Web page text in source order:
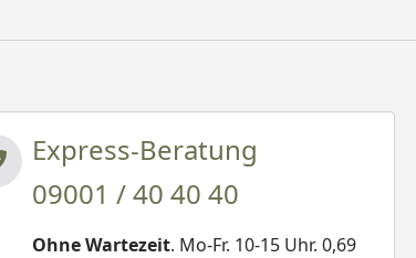
Express-Beratung
09001 / 40 40 40
Ohne Wartezeit. Mo-Fr. 10-15 Uhr. 0,69